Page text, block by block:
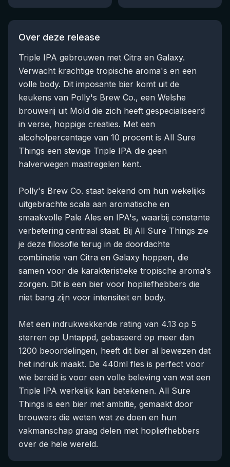
Over deze release
Triple IPA gebrouwen met Citra en Galaxy.
Verwacht krachtige tropische aroma's en een
volle body. Dit imposante bier komt uit de
keukens van Polly's Brew Co., een Welshe
brouwerij uit Mold die zich heeft gespecialiseerd
in verse, hoppige creaties. Met een
alcoholpercentage van 10 procent is All Sure
Things een stevige Triple IPA die geen
halverwegen maatregelen kent.
Polly's Brew Co. staat bekend om hun wekelijks
uitgebrachte scala aan aromatische en
smaakvolle Pale Ales en IPA's, waarbij constante
verbetering centraal staat. Bij All Sure Things zie
je deze filosofie terug in de doordachte
combinatie van Citra en Galaxy hoppen, die
samen voor die karakteristieke tropische aroma's
zorgen. Dit is een bier voor hopliefhebbers die
niet bang zijn voor intensiteit en body.
Met een indrukwekkende rating van 4.13 op 5
sterren op Untappd, gebaseerd op meer dan
1200 beoordelingen, heeft dit bier al bewezen dat
het indruk maakt. De 440ml fles is perfect voor
wie bereid is voor een volle beleving van wat een
Triple IPA werkelijk kan betekenen. All Sure
Things is een bier met ambitie, gemaakt door
brouwers die weten wat ze doen en hun
vakmanschap graag delen met hopliefhebbers
over de hele wereld.